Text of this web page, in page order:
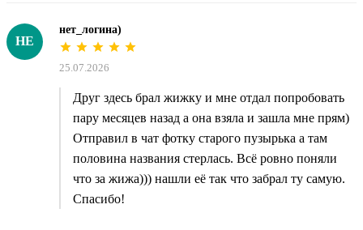
НЕ
нет_логина)
25.07.2026
Друг здесь брал жижку и мне отдал попробовать
пару месяцев назад а она взяла и зашла мне прям)
Отправил в чат фотку старого пузырька а там
половина названия стерлась. Всё ровно поняли
что за жижа))) нашли её так что забрал ту самую.
Спасибо!